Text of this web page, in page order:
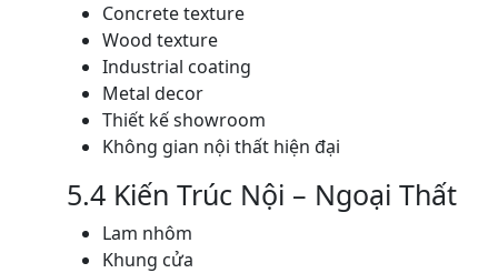
Concrete texture
Wood texture
Industrial coating
Metal decor
Thiết kế showroom
Không gian nội thất hiện đại
5.4 Kiến Trúc Nội – Ngoại Thất
Lam nhôm
Khung cửa